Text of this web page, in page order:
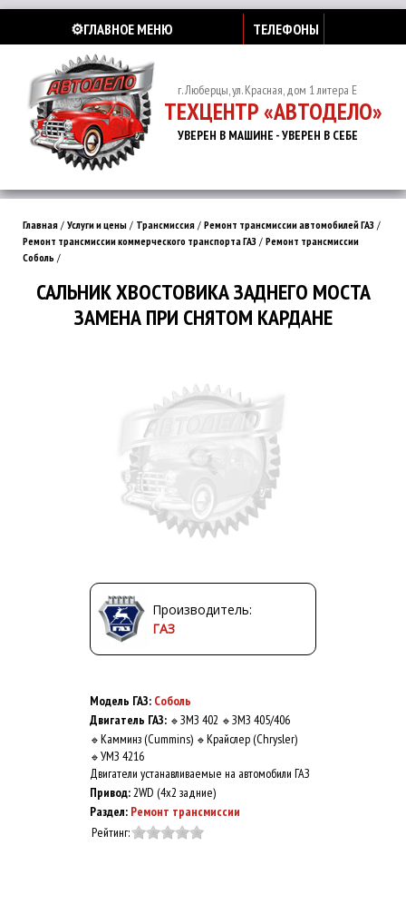
⚙️ГЛАВНОЕ МЕНЮ ТЕЛЕФОНЫ
г. Люберцы, ул. Красная, дом 1 литера Е
ТЕХЦЕНТР «АВТОДЕЛО»
УВЕРЕН В МАШИНЕ - УВЕРЕН В СЕБЕ
Главная / Услуги и цены / Трансмиссия / Ремонт трансмиссии автомобилей ГАЗ /
Ремонт трансмиссии коммерческого транспорта ГАЗ / Ремонт трансмиссии
Соболь /
САЛЬНИК ХВОСТОВИКА ЗАДНЕГО МОСТА
ЗАМЕНА ПРИ СНЯТОМ КАРДАНЕ
Производитель:
ГАЗ
Модель ГАЗ: Соболь
Двигатель ГАЗ: 🔹 ЗМЗ 402 🔹 ЗМЗ 405/406
🔹 Камминз (Cummins) 🔹 Крайслер (Chrysler)
🔹 УМЗ 4216
Двигатели устанавливаемые на автомобили ГАЗ
Привод:2WD (4x2 задние)
Раздел: Ремонт трансмиссии
Рейтинг: